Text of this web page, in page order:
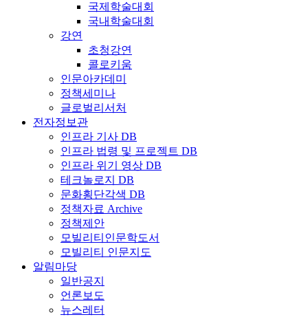
국제학술대회
국내학술대회
강연
초청강연
콜로키움
인문아카데미
정책세미나
글로벌리서처
전자정보관
인프라 기사 DB
인프라 법령 및 프로젝트 DB
인프라 위기 영상 DB
테크놀로지 DB
문화횡단각색 DB
정책자료 Archive
정책제안
모빌리티인문학도서
모빌리티 인문지도
알림마당
일반공지
언론보도
뉴스레터